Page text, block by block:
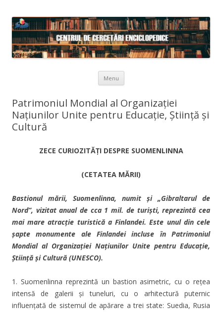
Menu Skip to content
Patrimoniul Mondial al Organizației
Națiunilor Unite pentru Educație, Știință și
Cultură
ZECE CURIOZITĂȚI DESPRE SUOMENLINNA
(CETATEA MĂRII)
Bastionul mării, Suomenlinna, numit și „Gibraltarul de
Nord”, vizitat anual de cca 1 mil. de turiști, reprezintă cea
mai mare atracție turistică a Finlandei. Este unul din cele
șapte monumente ale Finlandei incluse în Patrimoniul
Mondial al Organizației Națiunilor Unite pentru Educație,
Știință și Cultură (UNESCO).
1. Suomenlinna reprezintă un bastion asimetric, cu o rețea
intensă de galerii și tuneluri, cu o arhitectură puternic
influențată de sistemul de apărare a trei state: Suedia, Rusia